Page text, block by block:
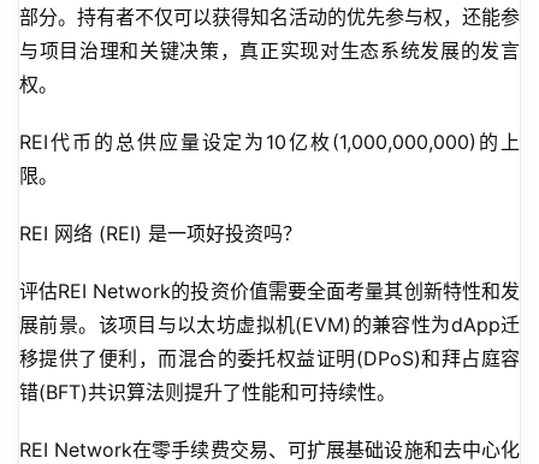
部分。持有者不仅可以获得知名活动的优先参与权，还能参
与项目治理和关键决策，真正实现对生态系统发展的发言
权。
REI代币的总供应量设定为10亿枚(1,000,000,000)的上
限。
REI 网络 (REI) 是一项好投资吗？
评估REI Network的投资价值需要全面考量其创新特性和发
展前景。该项目与以太坊虚拟机(EVM)的兼容性为dApp迁
移提供了便利，而混合的委托权益证明(DPoS)和拜占庭容
错(BFT)共识算法则提升了性能和可持续性。
REI Network在零手续费交易、可扩展基础设施和去中心化